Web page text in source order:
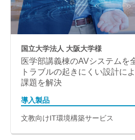
国立大学法人 大阪大学様
医学部講義棟のAVシステムを
トラブルの起きにくい設計に
課題を解決
導入製品
文教向けIT環境構築サービス